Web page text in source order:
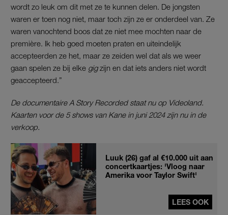
wordt zo leuk om dit met ze te kunnen delen. De jongsten
waren er toen nog niet, maar toch zijn ze er onderdeel van. Ze
waren vanochtend boos dat ze niet mee mochten naar de
première. Ik heb goed moeten praten en uiteindelijk
accepteerden ze het, maar ze zeiden wel dat als we weer
gaan spelen ze bij elke gigzijn en dat iets anders niet wordt
geaccepteerd.”
De documentaire A Story Recorded staat nu op Videoland.
Kaarten voor de 5 shows van Kane in juni 2024 zijn nu in de
verkoop.
Luuk (26) gaf al €10.000 uit aan
concertkaartjes: 'Vloog naar
Amerika voor Taylor Swift'
LEES OOK